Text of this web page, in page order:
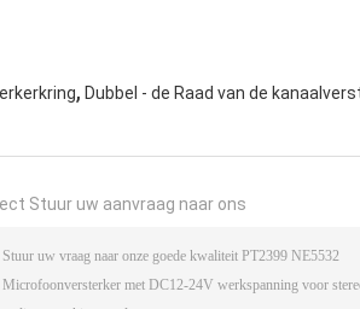
, Dubbel - de Raad van de
Stuur uw aanvraag naar ons